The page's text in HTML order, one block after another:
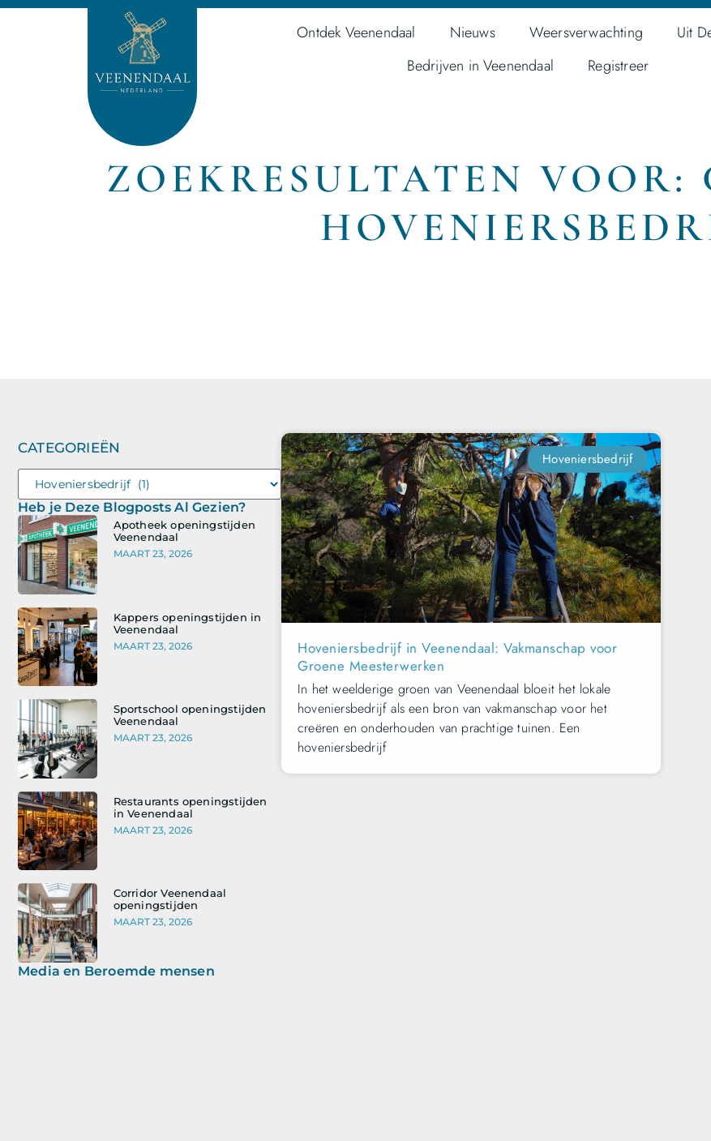
Ontdek Veenendaal Nieuws Weersverwachting
Uit
Bedrijven in Veenendaal
Registreer
ZOEKRESULTATEN VOOR:
CATEGORIEËN
Heb je Deze Blogposts Al Gezien?
Apotheek openingstijden
Veenendaal
MAART 23, 2026
Kappers openingstijden in
Veenendaal
MAART 23, 2026
Sportschool openingstijden
Veenendaal
MAART 23, 2026
Restaurants openingstijden
in Veenendaal
MAART 23, 2026
Corridor Veenendaal
openingstijden
MAART 23, 2026
Media en Beroemde mensen
Hoveniersbedrijf
Hoveniersbedrijf in Veenendaal: Vakmanschap voor
Groene Meesterwerken
In het weelderige groen van Veenendaal bloeit het lokale
hoveniersbedrijf als een bron van vakmanschap voor het
creëren en onderhouden van prachtige tuinen. Een
hoveniersbedrijf